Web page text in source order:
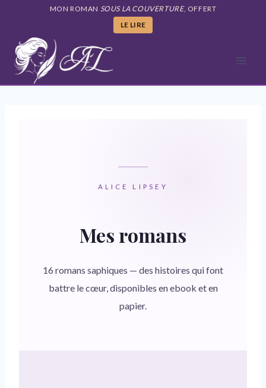
contenu
MON ROMAN SOUS LA COUVERTURE, OFFERT
LE LIRE
ALICE LIPSEY
Mes romans
16 romans saphiques — des histoires qui font
battre le cœur, disponibles en ebook et en
papier.